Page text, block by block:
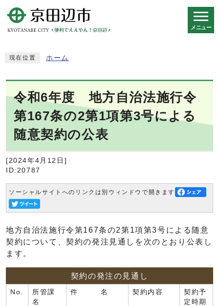
メニュー
現在位置 ホーム
令和6年度 地方自治法施行令
第167条の2第1項第3号による
随意契約の公表
[2024年4月12日]
ID:20787
ソーシャルサイトへのリンクは別ウィンドウで開きます
地方自治法施行令第167条の2第1項第3号による随意
契約について、契約の発注見通しを次のとおり公表し
ます。
契約の発注の見通し
No.
所管課
名
件 名 契約内容
契約予
定時期